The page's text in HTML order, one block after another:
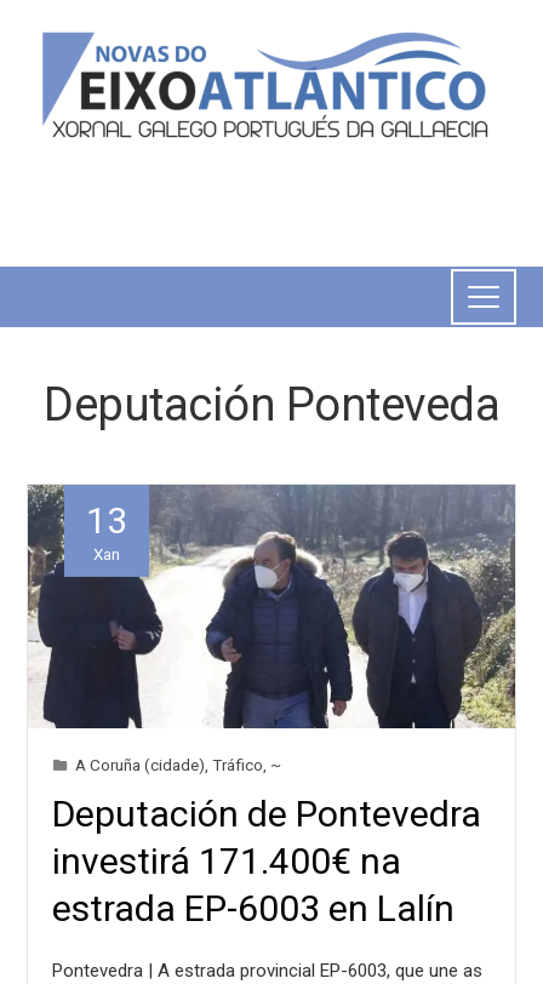
Deputación Ponteveda
13
Xan
A Coruña (cidade) ,Tráfico ~
Deputación de Pontevedra
investirá 171.400€ na
estrada EP-6003 en Lalín
Pontevedra | A estrada provincial EP-6003, que une as